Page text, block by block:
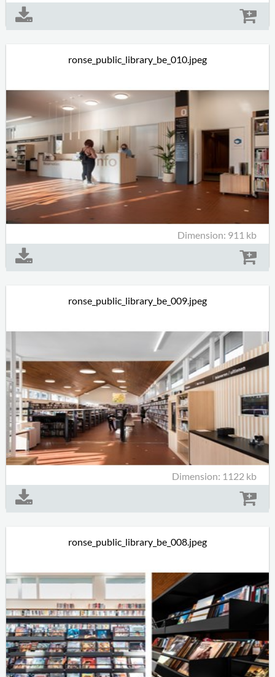
ronse_public_library_be_010.jpeg
Dimension: 911 kb
ronse_public_library_be_009.jpeg
Dimension: 1122 kb
ronse_public_library_be_008.jpeg